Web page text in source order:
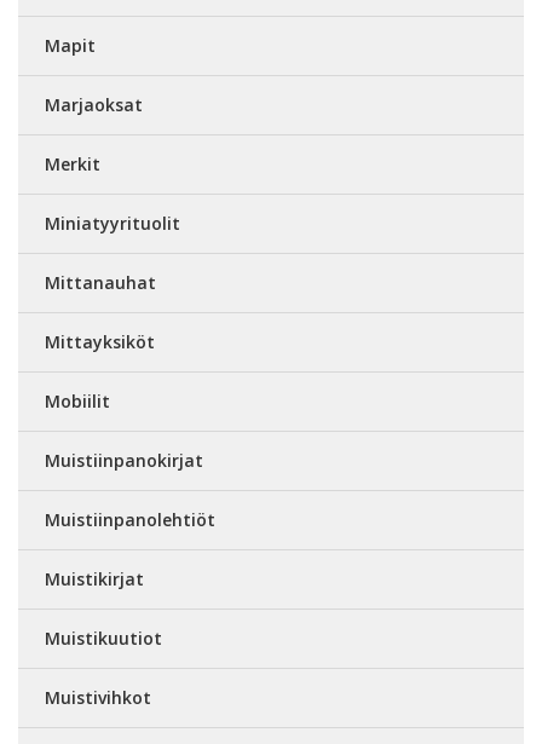
Mapit
Marjaoksat
Merkit
Miniatyyrituolit
Mittanauhat
Mittayksiköt
Mobiilit
Muistiinpanokirjat
Muistiinpanolehtiöt
Muistikirjat
Muistikuutiot
Muistivihkot